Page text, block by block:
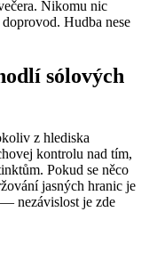
Nikomu nic
Hudba nese
sólových
z hlediska
kontrolu nad tím,
Pokud se něco
jasných hranic je
nezávislost je zde